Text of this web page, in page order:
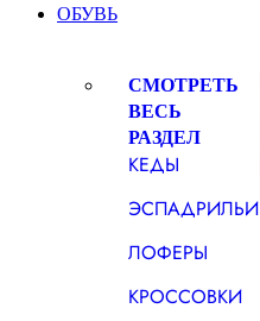
ОБУВЬ
СМОТРЕТЬ
ВЕСЬ
РАЗДЕЛ
КЕДЫ
ЭСПАДРИЛЬИ
ЛОФЕРЫ
КРОССОВКИ